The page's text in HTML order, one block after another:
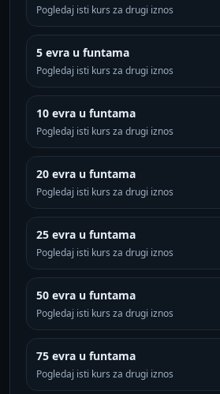
Pogledaj isti kurs za drugi iznos
5 evra u funtama
Pogledaj isti kurs za drugi iznos
10 evra u funtama
Pogledaj isti kurs za drugi iznos
20 evra u funtama
Pogledaj isti kurs za drugi iznos
25 evra u funtama
Pogledaj isti kurs za drugi iznos
50 evra u funtama
Pogledaj isti kurs za drugi iznos
75 evra u funtama
Pogledaj isti kurs za drugi iznos